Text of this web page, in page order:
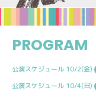
PROGRAM
公演スケジュール 10/2(金)
公演スケジュール 10/4(日)